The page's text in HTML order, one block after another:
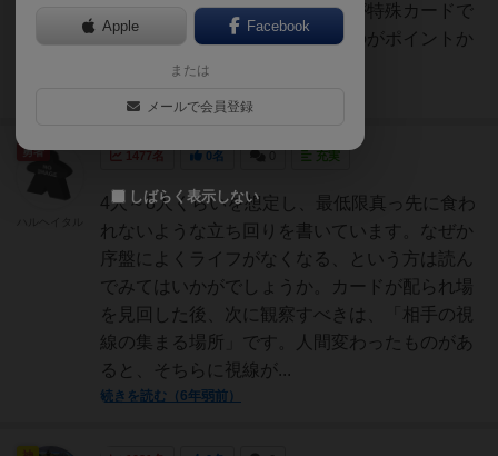
の宣言の状況を見ながら、自分が特殊カードで
ないかを見極めながら宣言するのがポイントか
と思います。
1477名 0名 充実
4人～8人くらいを想定し、最低限真っ先に食わ
れないような立ち回りを書いています。なぜか
序盤によくライフがなくなる、という方は読ん
でみてはいかがでしょうか。カードが配られ場
を見回した後、次に観察すべきは、「相手の視
線の集まる場所」です。人間変わったものがあ
ると、そちらに視線が...
続きを読む（6年弱前）
勇者
Apple Facebook
または
メールで会員登録
しばらく表示しない